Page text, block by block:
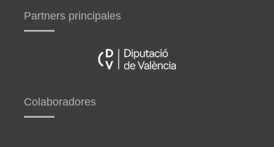
Partners principales
Colaboradores